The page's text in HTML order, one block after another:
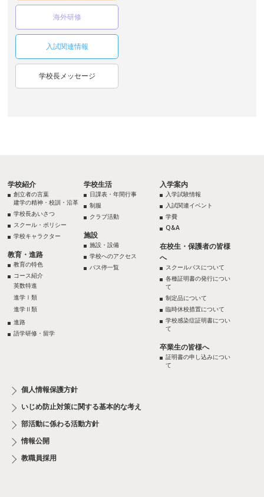
海外研修
入試関連情報
学校長メッセージ
学校紹介
創立者の言葉
建学の精神・校訓・沿革
学校長あいさつ
スクール・ポリシー
学校キャラクター
教育・進路
教育の特色
コース紹介
英数特進
進学Ⅰ類
進学Ⅱ類
進路
語学研修・留学
学校生活
日課表・年間行事
制服
クラブ活動
施設
施設・設備
学校へのアクセス
バス停一覧
入学案内
入学試験情報
入試関連イベント
学費
Q&A
在校生・保護者の皆様
へ
スクールバスについて
各種証明書の発行につい
て
制定品について
臨時休校措置について
学校感染症証明書につい
て
卒業生の皆様へ
証明書の申し込みについ
て
個人情報保護方針
いじめ防止対策に関する基本的な考え
部活動に係わる活動方針
情報公開
教職員採用